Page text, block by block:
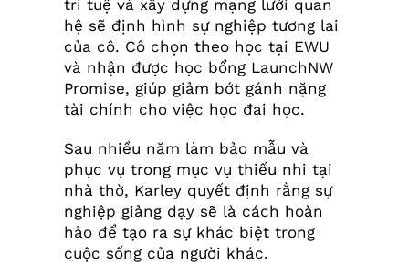
trí tuệ và xây dựng mạng lưới quan
hệ sẽ định hình sự nghiệp tương lai
của cô. Cô chọn theo học tại EWU
và nhận được học bổng LaunchNW
Promise, giúp giảm bớt gánh nặng
tài chính cho việc học đại học.
Sau nhiều năm làm bảo mẫu và
phục vụ trong mục vụ thiếu nhi tại
nhà thờ, Karley quyết định rằng sự
nghiệp giảng dạy sẽ là cách hoàn
hảo để tạo ra sự khác biệt trong
cuộc sống của người khác.